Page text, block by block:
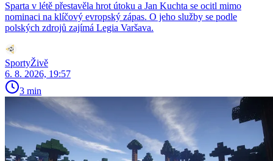
Sparta v létě přestavěla hrot útoku a Jan Kuchta se ocitl mimo
nominaci na klíčový evropský zápas. O jeho služby se podle
polských zdrojů zajímá Legia Varšava.
SportyŽivě
6. 8. 2026, 19:57
3 min